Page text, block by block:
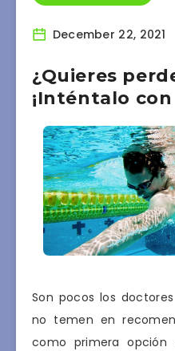
December 22, 2021
¿Quieres
¡Inténtalo
Son pocos los
no temen en
como primera opción